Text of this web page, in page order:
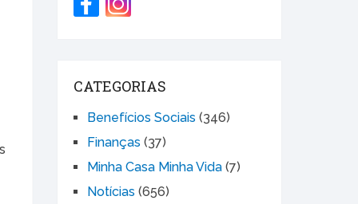
CATEGORIAS
Benefícios Sociais (346)
Finanças (37)
Minha Casa Minha Vida (7)
Notícias (656)